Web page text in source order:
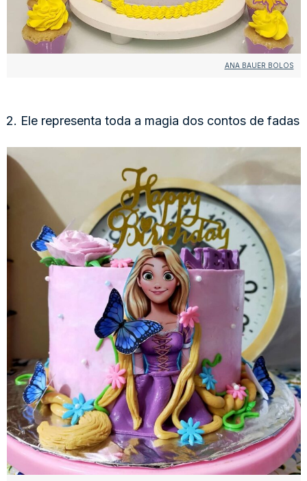
ANA BAUER BOLOS
2. Ele representa toda a magia dos contos de fadas